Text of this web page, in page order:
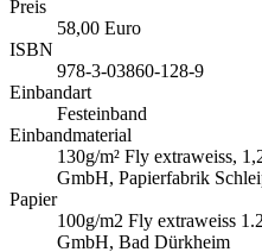
Preis
58,00 Euro
ISBN
978-3-03860-128-9
Einbandart
Festeinband
Einbandmaterial
130g/m² Fly extraweiss,
GmbH, Papierfabrik
Papier
100g/m2 Fly extraweiss
GmbH, Bad Dürkheim